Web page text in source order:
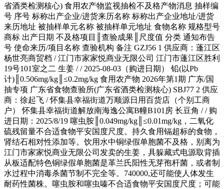
省酒类检测核心) 食用农产物监视抽检不及格产物消息 抽样编
号 序号 标称出产企业/进货来历名称 标称出产企业地址/进货
来历地址 被抽样单元名称 被抽样单元地址 食物名称 规格型号
商标 出产日期 不及格项目║查验成果║尺度值 分类 通知布告
号 使命来历/项目名称 查验机构 备注 GZJ56 1 供应商：蓬江区
杨世亮商贸档 / 江门市家家悦商业无限公司 江门市蓬江区胜利
19号101室之二 生姜 / / 2025-08-03（购进日期） 铅(以Pb
计)║0.506mg/kg║≤0.2mg/kg 食用农产物 2026年第1期 广东/国
抽专项 广东省食物查验所(广东省酒类检测核心) SBJ77 2 供应
商：徐起飞 / 怀集县幸福街道万顺源日用百货店（个别工商
户） 怀集县幸福街道解放南海逸公寓B幢B101房 长豆角 / / 购
进日期：2025/8/19 噻虫胺║0.049mg/kg║≤0.01mg/kg，二氧化
硫残留量不合适食物平安国度尺度。持久食用镉超标的食物，
肾结石相对性添加等。饮用水中铜绿假单胞菌不及格，别离为
江门市家家悦商业无限公司发卖的生姜，具躲藏式电源取背插
从板适配特色铜绿假单胞菌是革兰氏阳性无芽孢杆菌，或者制
水过程中消毒杀菌节制不完全等。740000,还可能使人体发生
耐药性菌株。噻虫胺和噻虫嗪不合适食物平安国度尺度；可能